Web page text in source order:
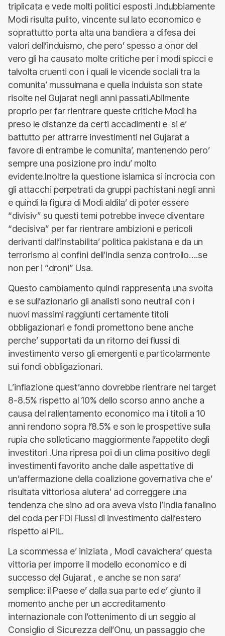
triplicata e vede molti politici esposti .Indubbiamente
Modi risulta pulito, vincente sul lato economico e
soprattutto porta alta una bandiera a difesa dei
valori dell’induismo, che pero’ spesso a onor del
vero gli ha causato molte critiche per i modi spicci e
talvolta cruenti con i quali le vicende sociali tra la
comunita’ mussulmana e quella induista son state
risolte nel Gujarat negli anni passati.Abilmente
proprio per far rientrare queste critiche Modi ha
preso le distanze da certi accadimenti e si e’
battutto per attrarre investimenti nel Gujarat a
favore di entrambe le comunita’, mantenendo pero’
sempre una posizione pro indu’ molto
evidente.Inoltre la questione islamica si incrocia con
gli attacchi perpetrati da gruppi pachistani negli anni
e quindi la figura di Modi aldila’ di poter essere
“divisiv” su questi temi potrebbe invece diventare
“decisiva” per far rientrare ambizioni e pericoli
derivanti dall’instabilita’ politica pakistana e da un
terrorismo ai confini dell’India senza controllo….se
non per i “droni” Usa.
Questo cambiamento quindi rappresenta una svolta
e se sull’azionario gli analisti sono neutrali con i
nuovi massimi raggiunti certamente titoli
obbligazionari e fondi promettono bene anche
perche’ supportati da un ritorno dei flussi di
investimento verso gli emergenti e particolarmente
sui fondi obbligazionari.
L’inflazione quest’anno dovrebbe rientrare nel target
8-8.5% rispetto al 10% dello scorso anno anche a
causa del rallentamento economico ma i titoli a 10
anni rendono sopra l’8.5% e son le prospettive sulla
rupia che solleticano maggiormente l’appetito degli
investitori .Una ripresa poi di un clima positivo degli
investimenti favorito anche dalle aspettative di
un’affermazione della coalizione governativa che e’
risultata vittoriosa aiutera’ ad correggere una
tendenza che sino ad ora aveva visto l’India fanalino
dei coda per FDI Flussi di investimento dall’estero
rispetto al PIL.
La scommessa e’ iniziata , Modi cavalchera’ questa
vittoria per imporre il modello economico e di
successo del Gujarat , e anche se non sara’
semplice: il Paese e’ dalla sua parte ed e’ giunto il
momento anche per un accreditamento
internazionale con l’ottenimento di un seggio al
Consiglio di Sicurezza dell’Onu, un passaggio che